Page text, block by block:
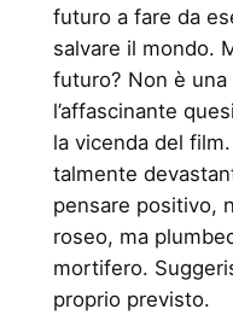
futuro a fare da
salvare il mondo.
futuro? Non è una
l’affascinante
la vicenda del
talmente
pensare positivo,
roseo, ma
mortifero.
proprio previsto.